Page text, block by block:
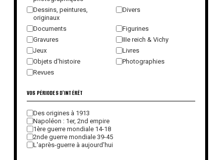
Dessins, peintures,
originaux
Divers
Documents
Figurines
Gravures
IIIe reich & Vichy
Jeux
Livres
Objets d'histoire
Photographies
Revues
VOS PÉRIODES D'INTÉRÊT
Des origines à 1913
Napoléon : 1er, 2nd empire
1ère guerre mondiale 14-18
2nde guerre mondiale 39-45
L'après-guerre à aujourd'hui